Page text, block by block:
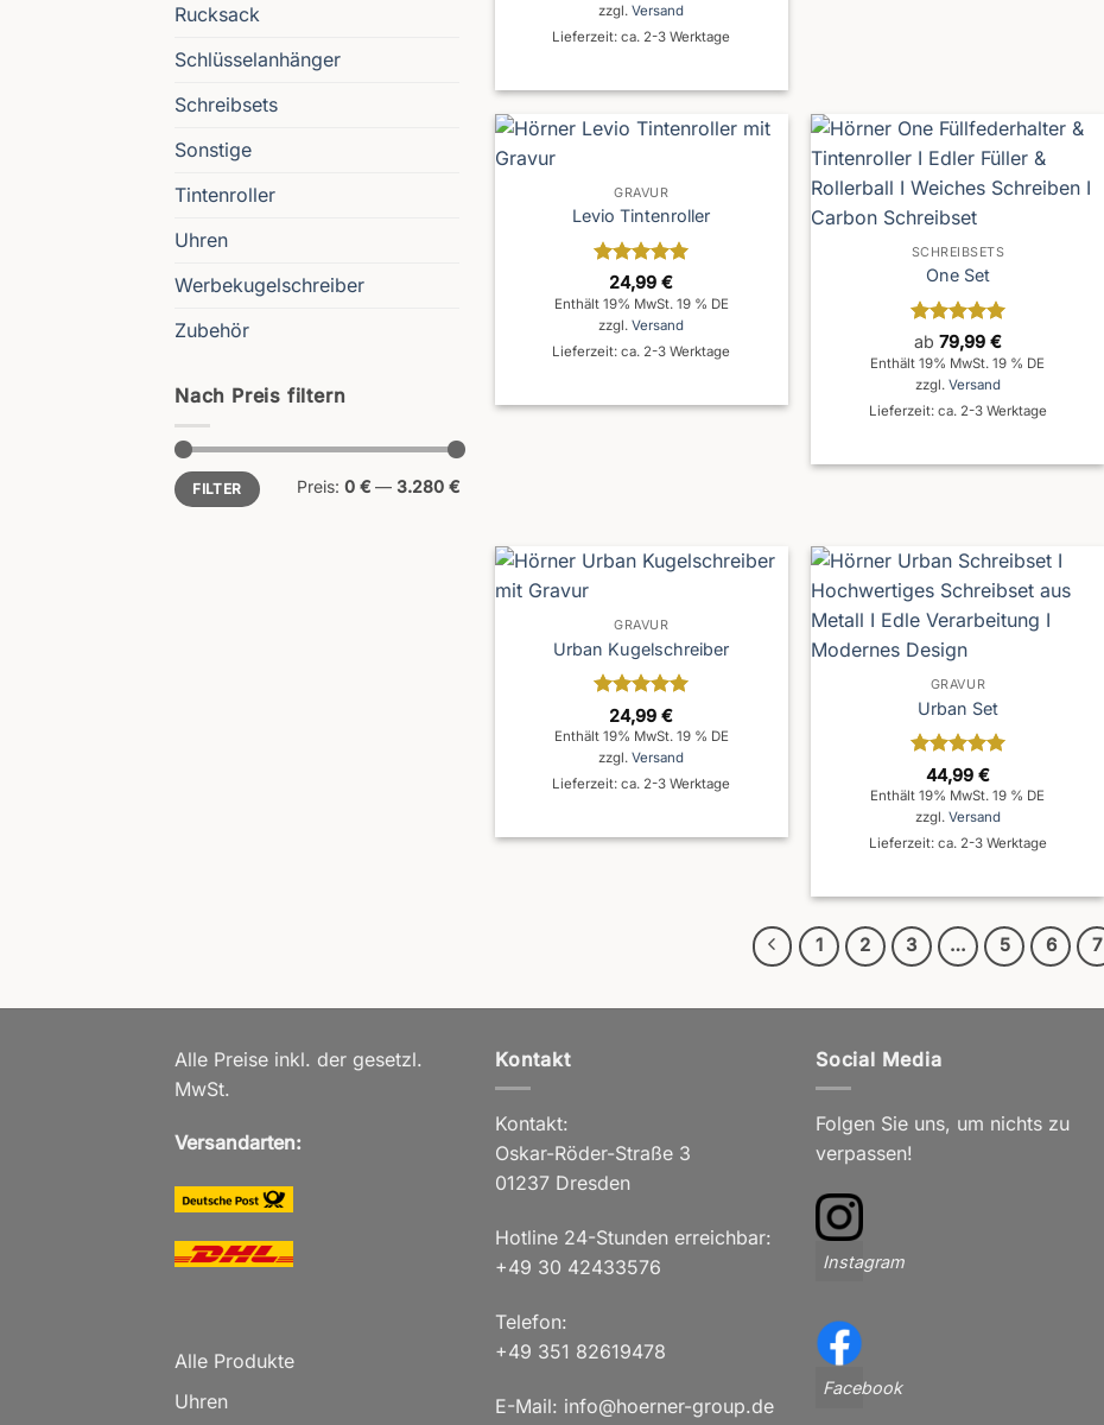
Rucksack
Schlüsselanhänger
Schreibsets
Sonstige
Tintenroller
Uhren
Werbekugelschreiber
Zubehör
Nach Preis filtern
Min.
Preis
Max.
PreisFILTER Preis: 0 € — 3.280 €
zzgl.Versand
Lieferzeit: ca. 2-3 Werktage
GRAVUR
Levio Tintenroller
Bewertet
mit5von
24,99€
Enthält 19% MwSt. 19 % DE
zzgl.Versand
Lieferzeit: ca. 2-3 Werktage
SCHREIBSETS
One Set
Bewertet
mit5von
ab 79,99 €
Enthält 19% MwSt. 19 % DE
zzgl. Versand
Lieferzeit: ca. 2-3 Werktage
GRAVUR
Urban Kugelschreiber
Bewertet
mit5von
5
24,99€
Enthält 19% MwSt. 19 % DE
zzgl.Versand
Lieferzeit: ca. 2-3 Werktage
GRAVUR
Urban Set
Bewertet
mit5von
5
44,99 €
Enthält 19% MwSt. 19 % DE
zzgl. Versand
Lieferzeit: ca. 2-3 Werktage
1 2 3 … 5 6 7
Alle Preise inkl. der gesetzl.
MwSt.
Versandarten:
Alle Produkte
Uhren
Kontakt
Kontakt:
Oskar-Röder-Straße 3
01237 Dresden
Hotline 24-Stunden erreichbar:
+49 30 42433576
Telefon:
+49 351 82619478
E-Mail: info@hoerner-group.de
Social Media
Folgen Sie uns, um nichts zu
verpassen!
Instagram
Facebook